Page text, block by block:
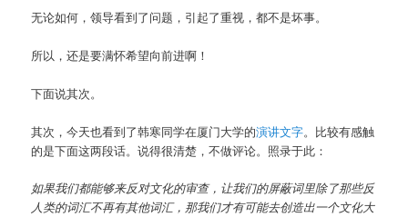
无论如何，领导看到了问题，引起了重视，都不是坏事。
所以，还是要满怀希望向前进啊！
下面说其次。
其次，今天也看到了韩寒同学在厦门大学的演讲文字。比较有感触
的是下面这两段话。说得很清楚，不做评论。照录于此：
如果我们都能够来反对文化的审查，让我们的屏蔽词里除了那些反
人类的词汇不再有其他词汇，那我们才有可能去创造出一个文化大